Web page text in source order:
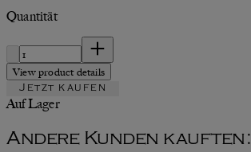
Quantität
Quantität
View product details
Jetzt kaufen
Auf Lager
Andere Kunden kauften: